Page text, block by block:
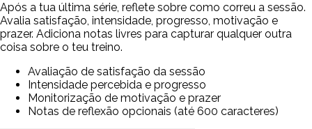
Após a tua última série, reflete sobre como correu a sessão.
Avalia satisfação, intensidade, progresso, motivação e
prazer. Adiciona notas livres para capturar qualquer outra
coisa sobre o teu treino.
Avaliação de satisfação da sessão
Intensidade percebida e progresso
Monitorização de motivação e prazer
Notas de reflexão opcionais (até 600 caracteres)